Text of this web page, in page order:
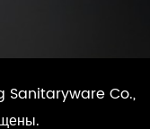
Sanitaryware Co.,